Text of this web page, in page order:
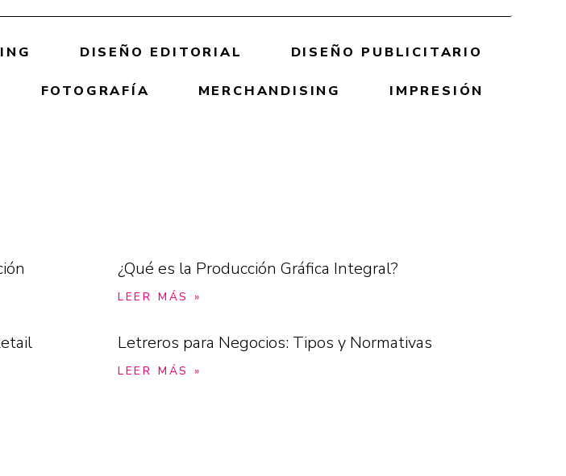
DISEÑO EDITORIAL DISEÑO PUBLICITARIO
FOTOGRAFÍA MERCHANDISING IMPRESIÓN
¿Qué es la Producción Gráfica Integral?
LEER MÁS »
Letreros para Negocios: Tipos y Normativas
LEER MÁS »